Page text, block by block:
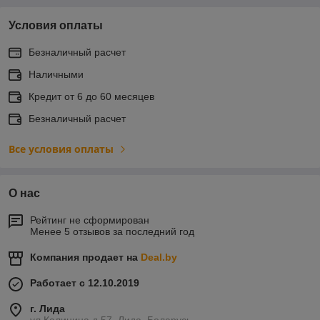
Условия оплаты
Безналичный расчет
Наличными
Кредит от 6 до 60 месяцев
Безналичный расчет
Все условия оплаты
О нас
Рейтинг не сформирован
Менее 5 отзывов за последний год
Компания продает на Deal.by
Работает с 12.10.2019
г. Лида